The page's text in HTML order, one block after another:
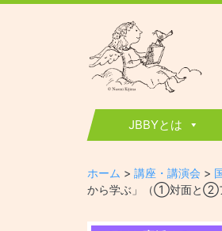
JBBY
日本国際児童図書評議
JBBYとは
ホーム > 講座・講演会 >
から学ぶ」（①対面と②